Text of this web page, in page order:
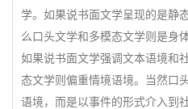
学。如果说书面文学呈现的是静
么口头文学和多模态文学则是身
如果说书面文学强调文本语境和
态文学则偏重情境语境。当然口
语境，而是以事件的形式介入到